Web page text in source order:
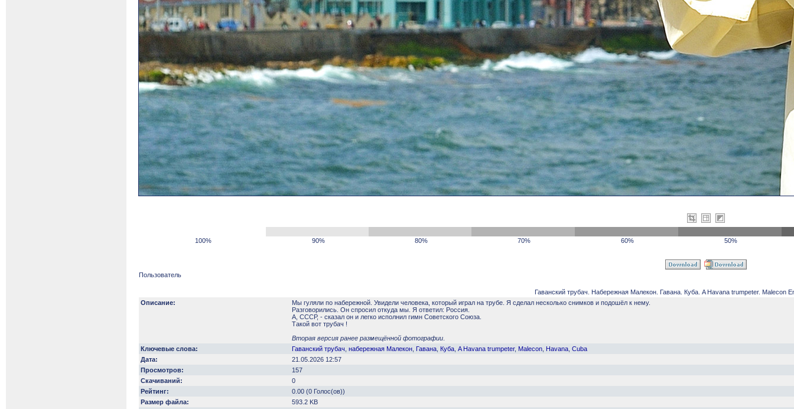
100% 90% 80% 70% 60% 50%
Пользователь
Гаванский трубач. Набережная Малекон. Гавана. Куба. A Havana trumpeter. Malecon
Описание:
Мы гуляли по набережной. Увидели человека, который играл на трубе. Я сделал несколько снимков и подошёл к нему.
Разговорились. Он спросил откуда мы. Я ответил: Россия.
А, СССР, - сказал он и легко исполнил гимн Советского Союза.
Такой вот трубач !
Вторая версия ранее размещённой фотографии
Ключевые слова:
Гаванский трубач набережная Малекон Гавана Куба A Havana trumpeter, Malecon Havana Cuba
Дата:
21.05.2026 12:57
Просмотров:
157
Скачиваний:
0
Рейтинг:
0.00 (0 Голос(ов))
Размер файла:
593.2 KB